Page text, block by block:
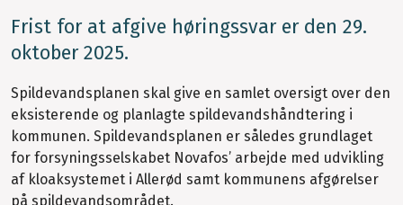
Frist for at afgive høringssvar er den 29.
oktober 2025.
Spildevandsplanen skal give en samlet oversigt over den
eksisterende og planlagte spildevandshåndtering i
kommunen. Spildevandsplanen er således grundlaget
for forsyningsselskabet Novafos’ arbejde med udvikling
af kloaksystemet i Allerød samt kommunens afgørelser
på spildevandsområdet.